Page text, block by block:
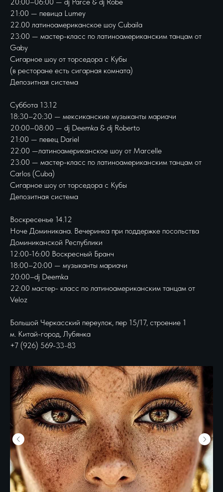
21:00 — певица Lumey
22.00 латиноамериканское шоу Cubaila
23:00 — мастер-класс по латиноамериканским танцам от
Gaby
Сигарное шоу от торседора с Кубы
(в ресторане есть сигарная комната)
Депозитная система
Суббота 13.12
18:30–20:30 — мексиканские музыканты мариачи
20:00–08:00 — dj Deemka & dj Roberto
21:00 — певец Dariel
22:00 —латиноамериканское шоу от Marcelle
23:00 — мастер-класс по латиноамериканским танцам от
Carlos (Cuba)
Сигарное шоу от торседора с Кубы
Депозитная система
Воскресенье 14.12
Ноче Доминикана. Вечеринка при поддержке посольства
Доминиканской Республики
12:00-16:00 Воскресный Бранч
18:00–20:00 — музыканты мариачи
20:00–dj Deemka
22:00 мастер- класс по латиноамериканским танцам от
Veloz
Большой Черкасский переулок, пер 15/17, строение 1
м. Китай-город, Лубянка
+7 (926) 569-33-83